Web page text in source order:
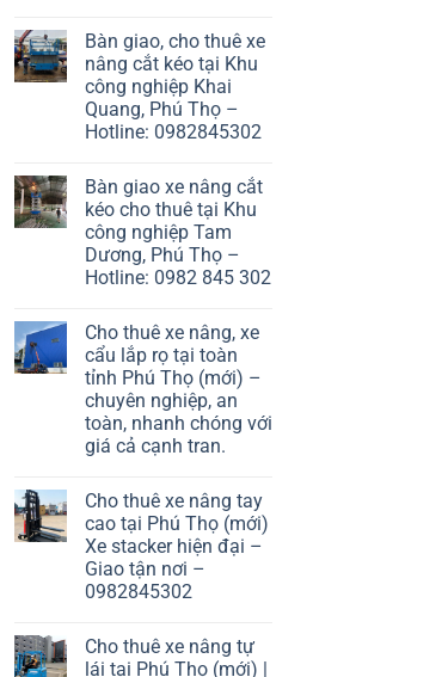
Bàn giao, cho thuê xe
nâng cắt kéo tại Khu
công nghiệp Khai
Quang, Phú Thọ –
Hotline: 0982845302
Bàn giao xe nâng cắt
kéo cho thuê tại Khu
công nghiệp Tam
Dương, Phú Thọ –
Hotline: 0982 845 302
Cho thuê xe nâng, xe
cẩu lắp rọ tại toàn
tỉnh Phú Thọ (mới) –
chuyên nghiệp, an
toàn, nhanh chóng với
giá cả cạnh tran.
Cho thuê xe nâng tay
cao tại Phú Thọ (mới)
Xe stacker hiện đại –
Giao tận nơi –
0982845302
Cho thuê xe nâng tự
lái tại Phú Thọ (mới) |